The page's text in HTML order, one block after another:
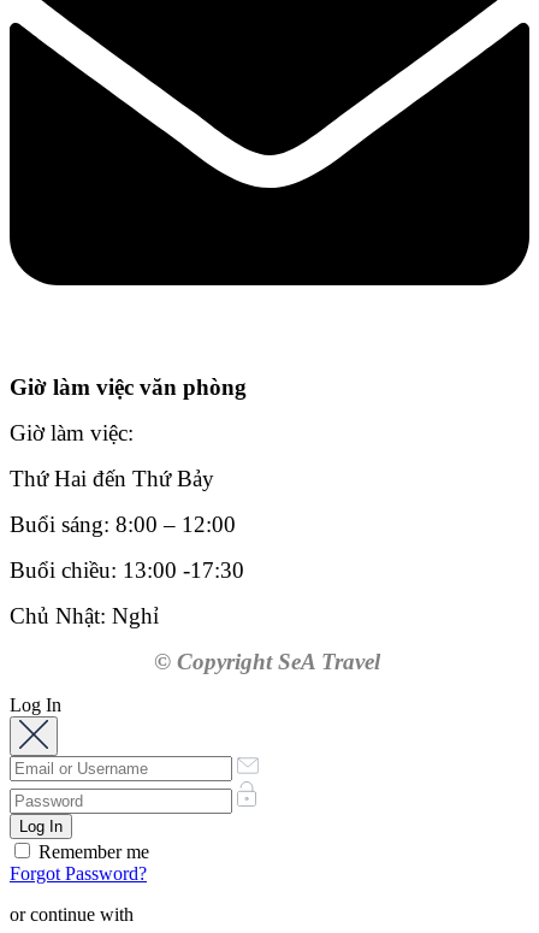
Giờ làm việc văn phòng
Giờ làm việc:
Thứ Hai đến Thứ Bảy
Buổi sáng: 8:00 – 12:00
Buổi chiều: 13:00 -17:30
Chủ Nhật: Nghỉ
© Copyright SeA Travel
Log In
Remember me
Forgot Password?
or continue with